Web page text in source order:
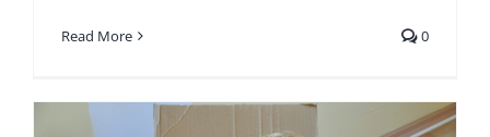
Read More 0